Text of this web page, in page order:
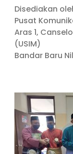
Disediakan
Pusat
Aras 1,
(USIM)
Bandar Baru